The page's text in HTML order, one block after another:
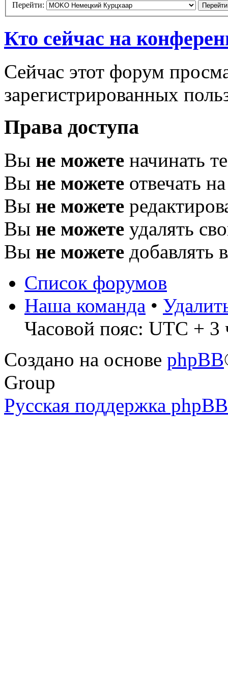
Перейти:
Кто сейчас на
Сейчас этот форум
зарегистрированных
Права доступа
Вы не можете начинать
Вы не можете отвечать
Вы не можете
Вы не можете удалять
Вы не можете добавлять
Список форумов
Наша команда •
Часовой пояс: UTC + 3
Создано на основе phpBB
Group
Русская поддержка phpBB